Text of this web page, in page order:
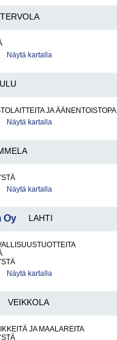
TERVOLA
Näytä kartalla
JA
Näytä kartalla
Näytä kartalla
Oy LAHTI
Näytä kartalla
VEIKKOLA
JA MAALAREITA